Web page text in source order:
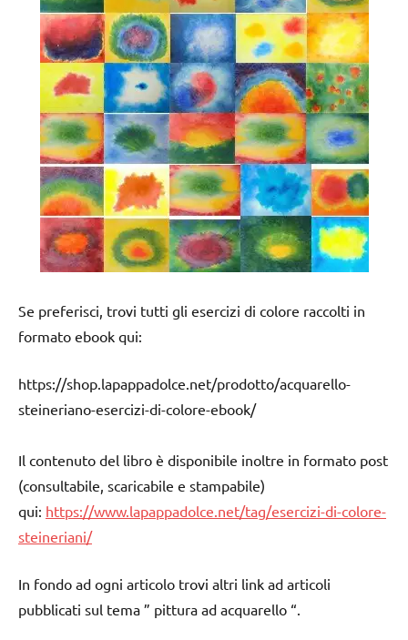
Se preferisci, trovi tutti gli esercizi di colore raccolti in
formato ebook qui:
https://shop.lapappadolce.net/prodotto/acquarello-
steineriano-esercizi-di-colore-ebook/
Il contenuto del libro è disponibile inoltre in formato post
(consultabile, scaricabile e stampabile)
qui: https://www.lapappadolce.net/tag/esercizi-di-colore-
steineriani/
In fondo ad ogni articolo trovi altri link ad articoli
pubblicati sul tema ” pittura ad acquarello “.